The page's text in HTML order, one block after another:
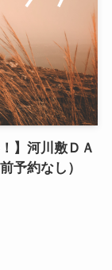
】河川敷ＤＡ
予約なし）